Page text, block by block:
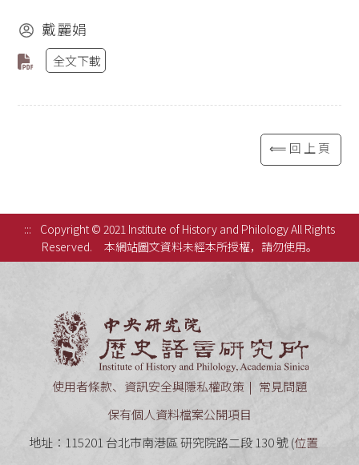
戴麗娟
全文下載
⟸回上頁
:::
Copyright © 2021 Institute of History and Philology All Rights
Reserved.
本網站圖文資料未經本所授權，請勿使用。
使用者條款、資訊安全與隱私權政策
常見問題
保有個人資料檔案公開項目
地址：115201 台北市南港區 研究院路二段 130 號 (位置